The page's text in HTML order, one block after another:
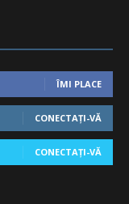
ÎMI PLACE
CONECTAȚI-VĂ
CONECTAȚI-VĂ